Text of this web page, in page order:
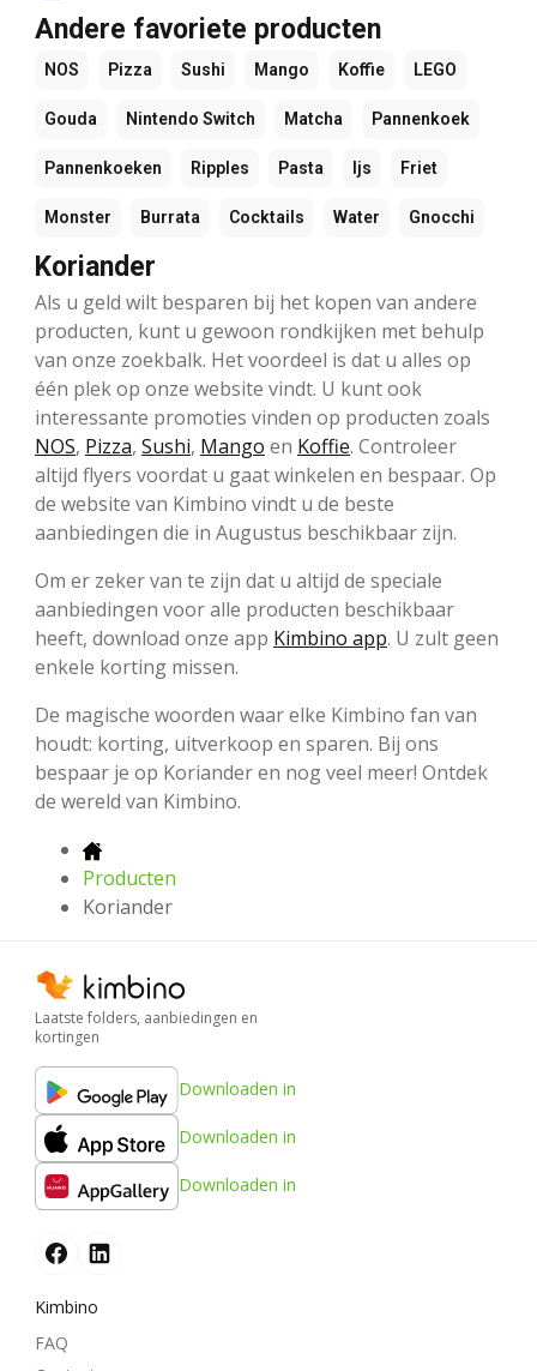
Andere favoriete producten
NOS Pizza Sushi Mango Koffie LEGO
Gouda Nintendo Switch Matcha Pannenkoek
Pannenkoeken Ripples Pasta Ijs Friet
Monster Burrata Cocktails Water Gnocchi
Koriander
Als u geld wilt besparen bij het kopen van andere
producten, kunt u gewoon rondkijken met behulp
van onze zoekbalk. Het voordeel is dat u alles op
één plek op onze website vindt. U kunt ook
interessante promoties vinden op producten zoals
NOS, Pizza, Sushi, Mango en Koffie. Controleer
altijd flyers voordat u gaat winkelen en bespaar. Op
de website van Kimbino vindt u de beste
aanbiedingen die in Augustus beschikbaar zijn.
Om er zeker van te zijn dat u altijd de speciale
aanbiedingen voor alle producten beschikbaar
heeft, download onze app Kimbino app. U zult geen
enkele korting missen.
De magische woorden waar elke Kimbino fan van
houdt: korting, uitverkoop en sparen. Bij ons
bespaar je op Koriander en nog veel meer! Ontdek
de wereld van Kimbino.
Producten
Koriander
Laatste folders, aanbiedingen en
kortingen
Downloaden in
Downloaden in
Downloaden in
Kimbino
FAQ